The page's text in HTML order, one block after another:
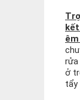
ở
tẩy